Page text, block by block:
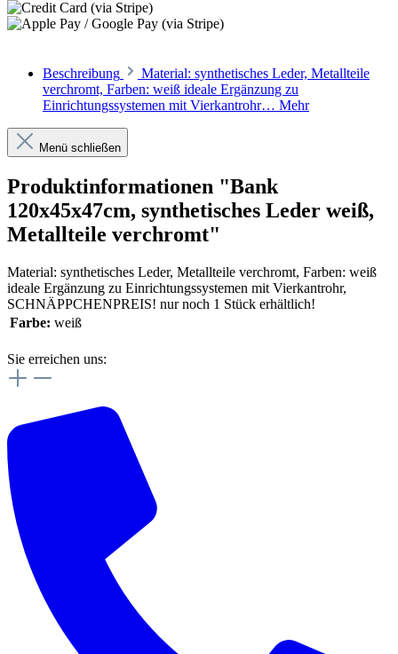
Beschreibung
Material: synthetisches Leder, Metallteile
verchromt, Farben: weiß ideale Ergänzung zu
Einrichtungssystemen mit Vierkantrohr… Mehr
Menü schließen
Produktinformationen "Bank
120x45x47cm, synthetisches Leder weiß,
Metallteile verchromt"
Material: synthetisches Leder, Metallteile verchromt, Farben: weiß
ideale Ergänzung zu Einrichtungssystemen mit Vierkantrohr,
SCHNÄPPCHENPREIS! nur noch 1 Stück erhältlich!
Farbe: weiß
Sie erreichen uns: